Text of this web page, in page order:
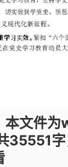
本文件
35551字